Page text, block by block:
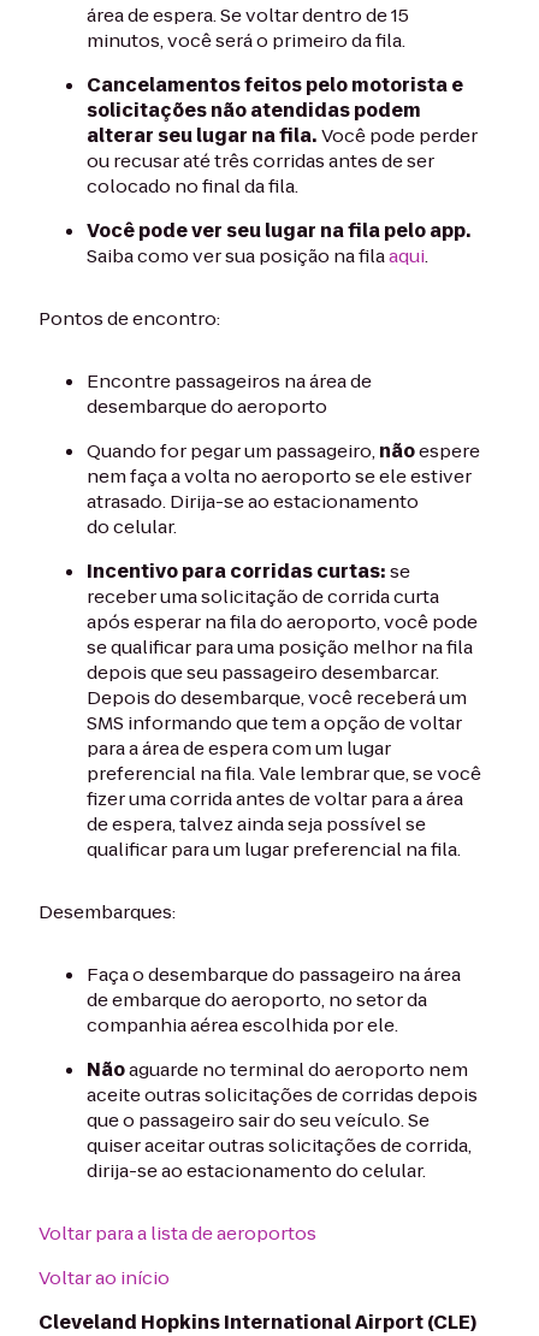
área de espera. Se voltar dentro de 15
minutos, você será o primeiro da fila.
Cancelamentos feitos pelo motorista e
solicitações não atendidas podem
alterar seu lugar na fila.Você pode perder
ou recusar até três corridas antes de ser
colocado no final da fila.
Você pode ver seu lugar na fila pelo app.
Saiba como ver sua posição na filaaqui.
Pontos de encontro:
Encontre passageiros na área de
desembarque do aeroporto
Quando for pegar um passageiro,nãoespere
nem faça a volta no aeroporto se ele estiver
atrasado. Dirija-se ao estacionamento
do celular.
Incentivo para corridas curtas:se
receber uma solicitação de corrida curta
após esperar na fila do aeroporto, você pode
se qualificar para uma posição melhor na fila
depois que seu passageiro desembarcar.
Depois do desembarque, você receberá um
SMS informando que tem a opção de voltar
para a área de espera com um lugar
preferencial na fila. Vale lembrar que, se você
fizer uma corrida antes de voltar para a área
de espera, talvez ainda seja possível se
qualificar para um lugar preferencial na fila.
Desembarques:
Faça o desembarque do passageiro na área
de embarque do aeroporto, no setor da
companhia aérea escolhida por ele.
Nãoaguarde no terminal do aeroporto nem
aceite outras solicitações de corridas depois
que o passageiro sair do seu veículo. Se
quiser aceitar outras solicitações de corrida,
dirija-se ao estacionamento do celular.
Voltar para a lista de aeroportos
Voltar ao início
Cleveland Hopkins International Airport (CLE)